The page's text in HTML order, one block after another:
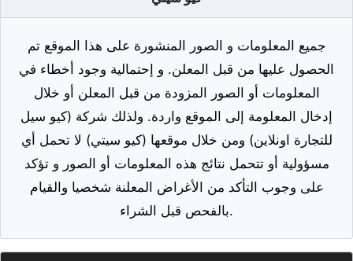
مسؤولية أو تتحمل نتائج هذه المعلومات أو الصور و تؤكد
بالفحص قبل الشراء.
عدد العقارات :5820 - عدد الشركات :2391- عدد الزوار :
19693555
اشترك في القائمة البريدية